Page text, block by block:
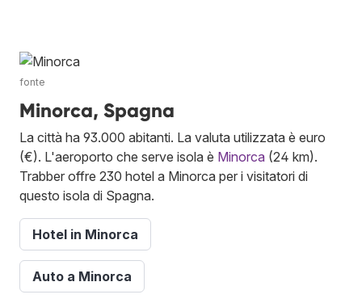
fonte
Minorca, Spagna
La città ha 93.000 abitanti. La valuta utilizzata è euro
(€). L'aeroporto che serve isola è Minorca (24 km).
Trabber offre 230 hotel a Minorca per i visitatori di
questo isola di Spagna.
Hotel in Minorca
Auto a Minorca